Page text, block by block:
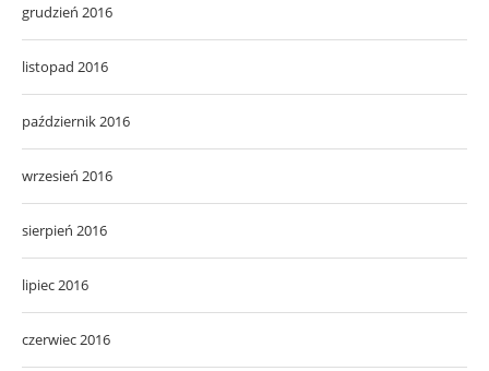
grudzień 2016
listopad 2016
październik 2016
wrzesień 2016
sierpień 2016
lipiec 2016
czerwiec 2016